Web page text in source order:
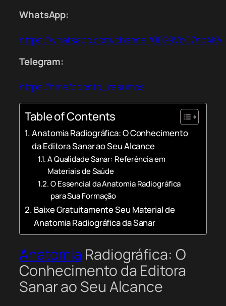
WhatsApp:
https://whatsapp.com/channel/
Telegram:
https://t.me/odonto_resumos
Table of Contents
Anatomia Radiográfica: O Conhecimento
da Editora Sanar ao Seu Alcance
A Qualidade Sanar: Referência em
Materiais de Saúde
O Essencial da Anatomia Radiográfica
para Sua Formação
Baixe Gratuitamente Seu Material de
Anatomia Radiográfica da Sanar
Anatomia Radiográfica: O
Conhecimento da Editora
Sanar ao Seu Alcance